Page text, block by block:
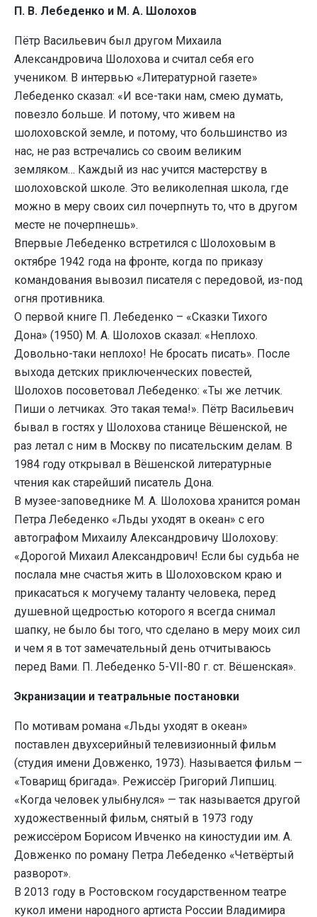
П. В. Лебеденко и М. А. Шолохов
Пётр Васильевич был другом Михаила
Александровича Шолохова и считал себя его
учеником. В интервью «Литературной газете»
Лебеденко сказал: «И все-таки нам, смею думать,
повезло больше. И потому, что живем на
шолоховской земле, и потому, что большинство из
нас, не раз встречались со своим великим
земляком… Каждый из нас учится мастерству в
шолоховской школе. Это великолепная школа, где
можно в меру своих сил почерпнуть то, что в другом
месте не почерпнешь».
Впервые Лебеденко встретился с Шолоховым в
октябре 1942 года на фронте, когда по приказу
командования вывозил писателя с передовой, из-под
огня противника.
О первой книге П. Лебеденко – «Сказки Тихого
Дона» (1950) М. А. Шолохов сказал: «Неплохо.
Довольно-таки неплохо! Не бросать писать». После
выхода детских приключенческих повестей,
Шолохов посоветовал Лебеденко: «Ты же летчик.
Пиши о летчиках. Это такая тема!». Пётр Васильевич
бывал в гостях у Шолохова станице Вёшенской, не
раз летал с ним в Москву по писательским делам. В
1984 году открывал в Вёшенской литературные
чтения как старейший писатель Дона.
В музее-заповеднике М. А. Шолохова хранится роман
Петра Лебеденко «Льды уходят в океан» с его
автографом Михаилу Александровичу Шолохову:
«Дорогой Михаил Александрович! Если бы судьба не
послала мне счастья жить в Шолоховском краю и
прикасаться к могучему таланту человека, перед
душевной щедростью которого я всегда снимал
шапку, не было бы того, что сделано в меру моих сил
и чем я в тот замечательный день отчитываюсь
перед Вами. П. Лебеденко 5-VII-80 г. ст. Вёшенская».
Экранизации и театральные постановки
По мотивам романа «Льды уходят в океан»
поставлен двухсерийный телевизионный фильм
(студия имени Довженко, 1973). Называется фильм —
«Товарищ бригада». Режиссёр Григорий Липшиц.
«Когда человек улыбнулся» — так называется другой
художественный фильм, снятый в 1973 году
режиссёром Борисом Ивченко на киностудии им. А.
Довженко по роману Петра Лебеденко «Четвёртый
разворот».
В 2013 году в Ростовском государственном театре
кукол имени народного артиста России Владимира